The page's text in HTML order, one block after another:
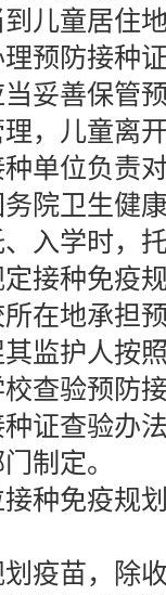
儿童居住
预防接种
妥善保管
儿童离开
单位负责
卫生健康
学时，托
接种免疫
在地承担
监护人按
查验预防
查验办法
制定。
免疫规划
苗，除收